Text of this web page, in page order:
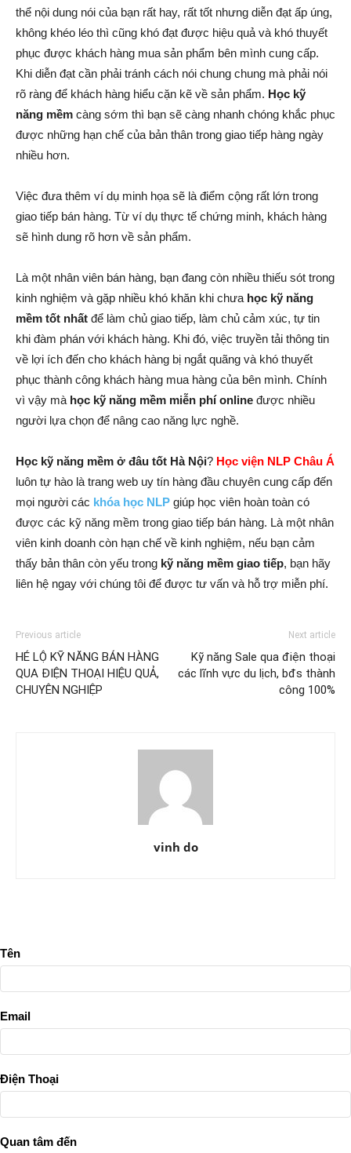
thể nội dung nói của bạn rất hay, rất tốt nhưng diễn đạt ấp úng,
không khéo léo thì cũng khó đạt được hiệu quả và khó thuyết
phục được khách hàng mua sản phẩm bên mình cung cấp.
Khi diễn đạt cần phải tránh cách nói chung chung mà phải nói
rõ ràng để khách hàng hiểu cặn kẽ về sản phẩm. Học kỹ
năng mềm càng sớm thì bạn sẽ càng nhanh chóng khắc phục
được những hạn chế của bản thân trong giao tiếp hàng ngày
nhiều hơn.
Việc đưa thêm ví dụ minh họa sẽ là điểm cộng rất lớn trong
giao tiếp bán hàng. Từ ví dụ thực tế chứng minh, khách hàng
sẽ hình dung rõ hơn về sản phẩm.
Là một nhân viên bán hàng, bạn đang còn nhiều thiếu sót trong
kinh nghiệm và gặp nhiều khó khăn khi chưa học kỹ năng
mềm tốt nhất để làm chủ giao tiếp, làm chủ cảm xúc, tự tin
khi đàm phán với khách hàng. Khi đó, việc truyền tải thông tin
về lợi ích đến cho khách hàng bị ngắt quãng và khó thuyết
phục thành công khách hàng mua hàng của bên mình. Chính
vì vậy mà học kỹ năng mềm miễn phí online được nhiều
người lựa chọn để nâng cao năng lực nghề.
Học kỹ năng mềm ở đâu tốt Hà Nội? Học viện NLP Châu Á
luôn tự hào là trang web uy tín hàng đầu chuyên cung cấp đến
mọi người các khóa học NLP giúp học viên hoàn toàn có
được các kỹ năng mềm trong giao tiếp bán hàng. Là một nhân
viên kinh doanh còn hạn chế về kinh nghiệm, nếu bạn cảm
thấy bản thân còn yếu trong kỹ năng mềm giao tiếp, bạn hãy
liên hệ ngay với chúng tôi để được tư vấn và hỗ trợ miễn phí.
Previous article
HÉ LỘ KỸ NĂNG BÁN HÀNG
QUA ĐIỆN THOẠI HIỆU QUẢ,
CHUYÊN NGHIỆP
Next article
Kỹ năng Sale qua điện thoại
các lĩnh vực du lịch, bđs thành
công 100%
vinh do
Tên
Email
Điện Thoại
Quan tâm đến